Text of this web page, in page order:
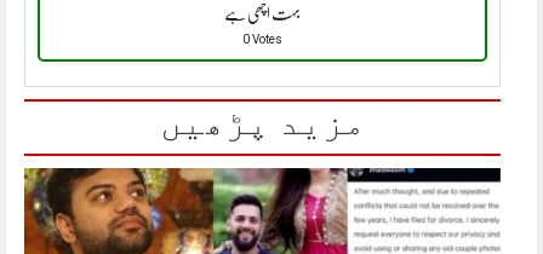
بہت اچھی ہے
0 Votes
مزید پڑھیں